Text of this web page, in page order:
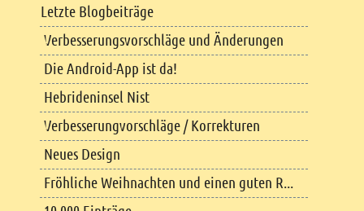
Letzte Blogbeiträge
Verbesserungsvorschläge und Änderungen
Die Android-App ist da!
Hebrideninsel Nist
Verbesserungvorschläge / Korrekturen
Neues Design
Fröhliche Weihnachten und einen guten R...